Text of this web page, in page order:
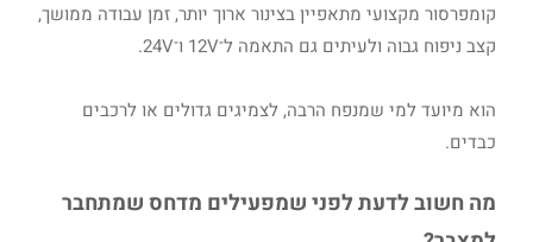
קומפרסור מקצועי מתאפיין בצינור ארוך יותר, זמן עבודה ממושך,
קצב ניפוח גבוה ולעיתים גם התאמה ל־12V ו־24V.
הוא מיועד למי שמנפח הרבה, לצמיגים גדולים או לרכבים
כבדים.
מה חשוב לדעת לפני שמפעילים מדחס שמתחבר